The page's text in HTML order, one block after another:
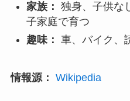
家族： 独身、子供な
子家庭で育つ
趣味： 車、バイク、
情報源： Wikipedia